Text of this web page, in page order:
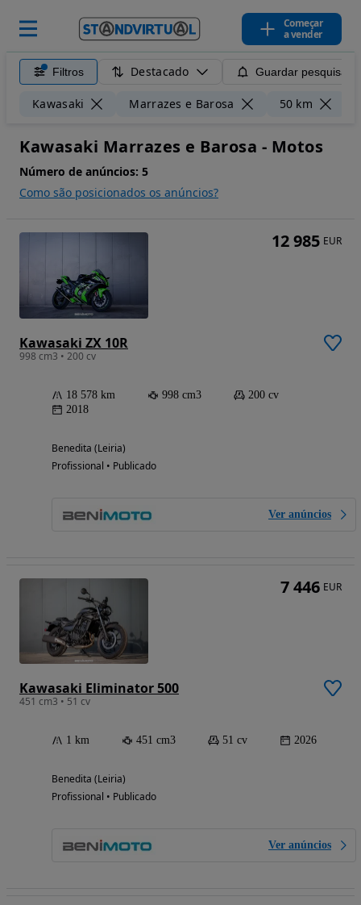
Começar
a vender
Filtros Destacado Guardar pesquisa
Kawasaki Marrazes e Barosa 50 km
Kawasaki Marrazes e Barosa - Motos
Número de anúncios: 5
Como são posicionados os anúncios?
Kawasaki ZX 10R
998 cm3 • 200 cv
18 578 km 998 cm3
200 cv
2018
Benedita (Leiria)
Profissional • Publicado
Ver anúncios
12 985 EUR
Kawasaki Eliminator 500
451 cm3 • 51 cv
1 km 451 cm3 51 cv 2026
Benedita (Leiria)
Profissional • Publicado
Ver anúncios
7 446 EUR